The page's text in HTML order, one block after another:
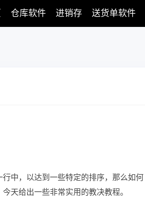
仓库软件 进销存 送货单软件
中，以达到一些特定的排序，那么如何
天给出一些非常实用的教决教程。